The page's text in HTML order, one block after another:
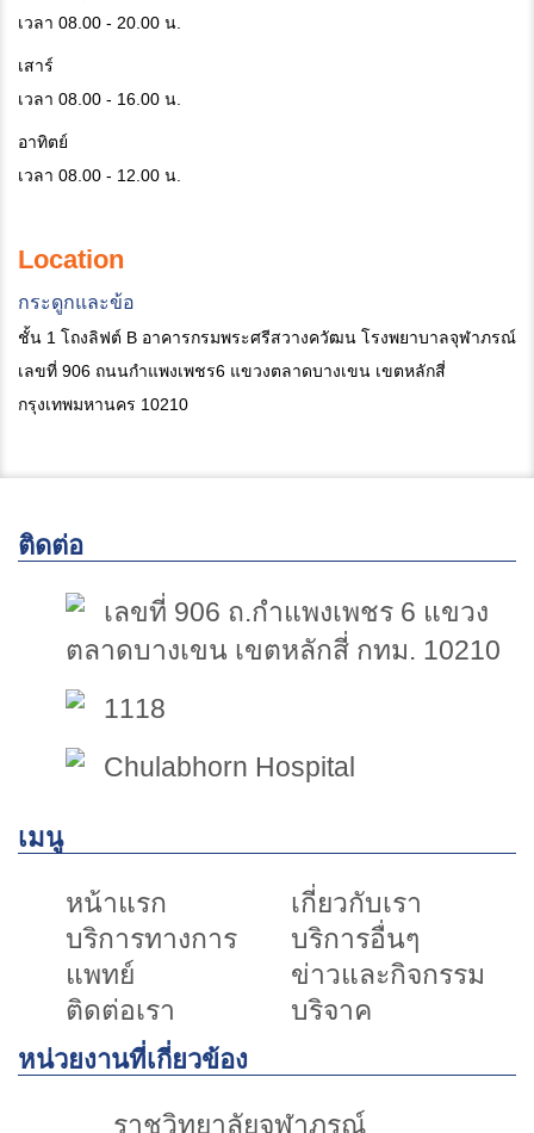
เวลา 08.00 - 20.00 น.
เสาร์
เวลา 08.00 - 16.00 น.
อาทิตย์
เวลา 08.00 - 12.00 น.
Location
กระดูกและข้อ
ชั้น 1 โถงลิฟต์ B อาคารกรมพระศรีสวางควัฒน โรงพยาบาลจุฬาภรณ์
เลขที่ 906 ถนนกำแพงเพชร6 แขวงตลาดบางเขน เขตหลักสี่
กรุงเทพมหานคร 10210
ติดต่อ
เลขที่ 906 ถ.กำแพงเพชร 6 แขวง
ตลาดบางเขน เขตหลักสี่ กทม. 10210
1118
Chulabhorn Hospital
เมนู
หน้าแรก
เกี่ยวกับเรา
บริการทางการ
แพทย์
บริการอื่นๆ
ข่าวและกิจกรรม
ติดต่อเรา
บริจาค
หน่วยงานที่เกี่ยวข้อง
ราชวิทยาลัยจุฬาภรณ์